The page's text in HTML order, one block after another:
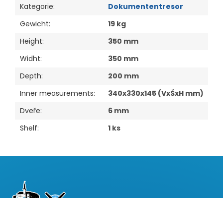
Kategorie:
Dokumententresor
Gewicht:
19 kg
Height:
350 mm
Widht:
350 mm
Depth:
200 mm
Inner measurements:
340x330x145 (VxŠxH mm)
Dveře:
6 mm
Shelf: 1 ks